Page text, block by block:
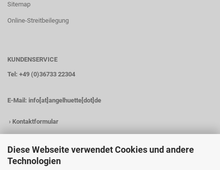
Diese Webseite verwendet Cookies und andere
Technologien
Sitemap
Online-Streitbeilegung
KUNDENSERVICE
Tel: +49 (0)36733 22304
E-Mail: info[at]angelhuette[dot]de
› Kontaktformular
KONTAKTDATEN